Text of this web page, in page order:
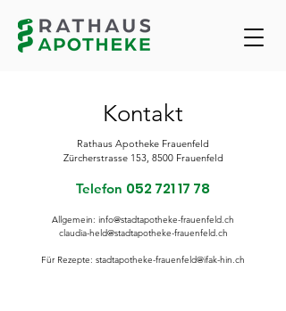
Kontakt
Rathaus Apotheke Frauenfeld
Zürcherstrasse 153, 8500 Frauenfeld
Telefon 052 721 17 78
Allgemein: info@stadtapotheke-frauenfeld.ch
claudia-held@stadtapotheke-frauenfeld.ch
Für Rezepte: stadtapotheke-frauenfeld@ifak-hin.ch